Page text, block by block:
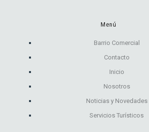
Menú
Barrio Comercial
Contacto
Inicio
Nosotros
Noticias y Novedades
Servicios Turísticos